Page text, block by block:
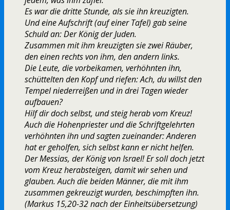
Es war die dritte Stunde, als sie ihn kreuzigten.
Und eine Aufschrift (auf einer Tafel) gab seine
Schuld an: Der König der Juden.
Zusammen mit ihm kreuzigten sie zwei Räuber,
den einen rechts von ihm, den andern links.
Die Leute, die vorbeikamen, verhöhnten ihn,
schüttelten den Kopf und riefen: Ach, du willst den
Tempel niederreißen und in drei Tagen wieder
aufbauen?
Hilf dir doch selbst, und steig herab vom Kreuz!
Auch die Hohenpriester und die Schriftgelehrten
verhöhnten ihn und sagten zueinander: Anderen
hat er geholfen, sich selbst kann er nicht helfen.
Der Messias, der König von Israel! Er soll doch jetzt
vom Kreuz herabsteigen, damit wir sehen und
glauben. Auch die beiden Männer, die mit ihm
zusammen gekreuzigt wurden, beschimpften ihn.
(Markus 15,20-32 nach der Einheitsübersetzung)